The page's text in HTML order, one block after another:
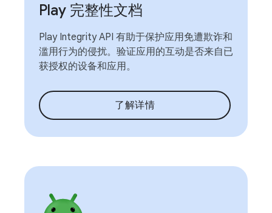
Play 完整性文档
Play Integrity API 有助于保护应用免遭欺诈和
滥用行为的侵扰。验证应用的互动是否来自已
获授权的设备和应用。
了解详情